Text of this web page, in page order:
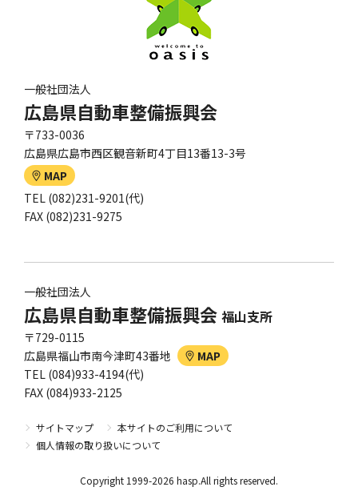
一般社団法人
広島県自動車整備振興会
〒733-0036
広島県広島市西区観音新町4丁目13番13-3号
MAP
TEL (082)231-9201(代)
FAX (082)231-9275
一般社団法人
広島県自動車整備振興会 福山支所
〒729-0115
広島県福山市南今津町43番地
MAP
TEL (084)933-4194(代)
FAX (084)933-2125
サイトマップ
本サイトのご利用について
個人情報の取り扱いについて
Copyright 1999-2026 hasp.All rights reserved.